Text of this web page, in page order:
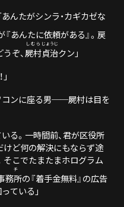
んたがシンラ・カギカゼな
『あんたに依頼がある』。戻
ぞ、屍村
しむら
貞治
じょうじ
クン」
コンに座る男──屍村は目を
る。一時間前、君が区役所
けど何の解決にもならず途
こでたまたまホログラム
務所の『着手金無料』の広告
ている」